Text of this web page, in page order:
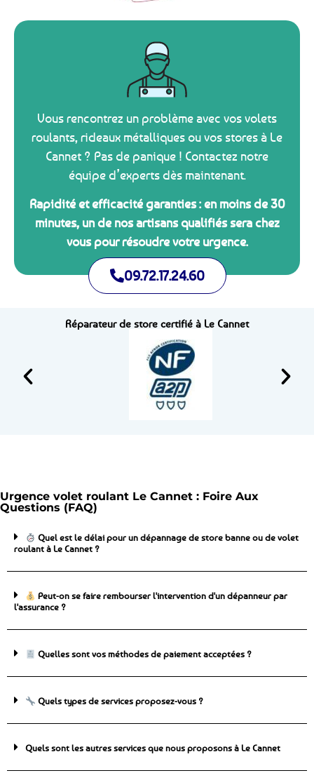
Vous rencontrez un problème avec vos volets
roulants, rideaux métalliques ou vos stores à Le
Cannet ? Pas de panique ! Contactez notre
équipe d’experts dès maintenant.
Rapidité et efficacité garanties : en moins de 30
minutes, un de nos artisans qualifiés sera chez
vous pour résoudre votre urgence.
09.72.17.24.60
Réparateur de store certifié à Le Cannet
Urgence volet roulant Le Cannet : Foire Aux
Questions (FAQ)
Quel est le délai pour un dépannage de store banne ou de volet
roulant à Le Cannet ?
Peut-on se faire rembourser l'intervention d'un dépanneur par
l'assurance ?
Quelles sont vos méthodes de paiement acceptées ?
Quels types de services proposez-vous ?
Quels sont les autres services que nous proposons à Le Cannet